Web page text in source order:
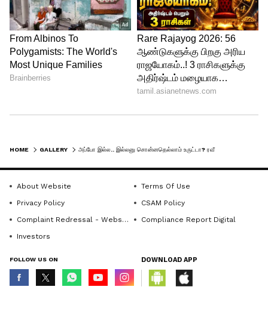
Mani Confirmed Love:
ஆனால் தற்போது ஐஷு துருவி துருவி
மணியிடம்... ரவீனா உடன் உள்ள உறவு
கேட்பதால் வேறு வழியின்று காதலிக்கும்
ரவீனாவிடம், உன்னை கேட்காமல் நான்
ஐஷுவிடம் கூறி விட்டேன் என சொல்ல,
அவர் செம்ம டென்க்ஷன் ஆகிறார்.
HOME GALLERY அப்போ இல்ல.. இல்லனு சொன்னதெல்லாம் உருட்டா? ரவீனாவை காதலிக்கும் மேட்டரை பிக்பாஸ் வீட்டில் ஓப்பன் செய்த மணி!
About Website
Terms Of Use
Privacy Policy
CSAM Policy
Complaint Redressal - Website
Compliance Report Digital
Investors
FOLLOW US ON DOWNLOAD APP